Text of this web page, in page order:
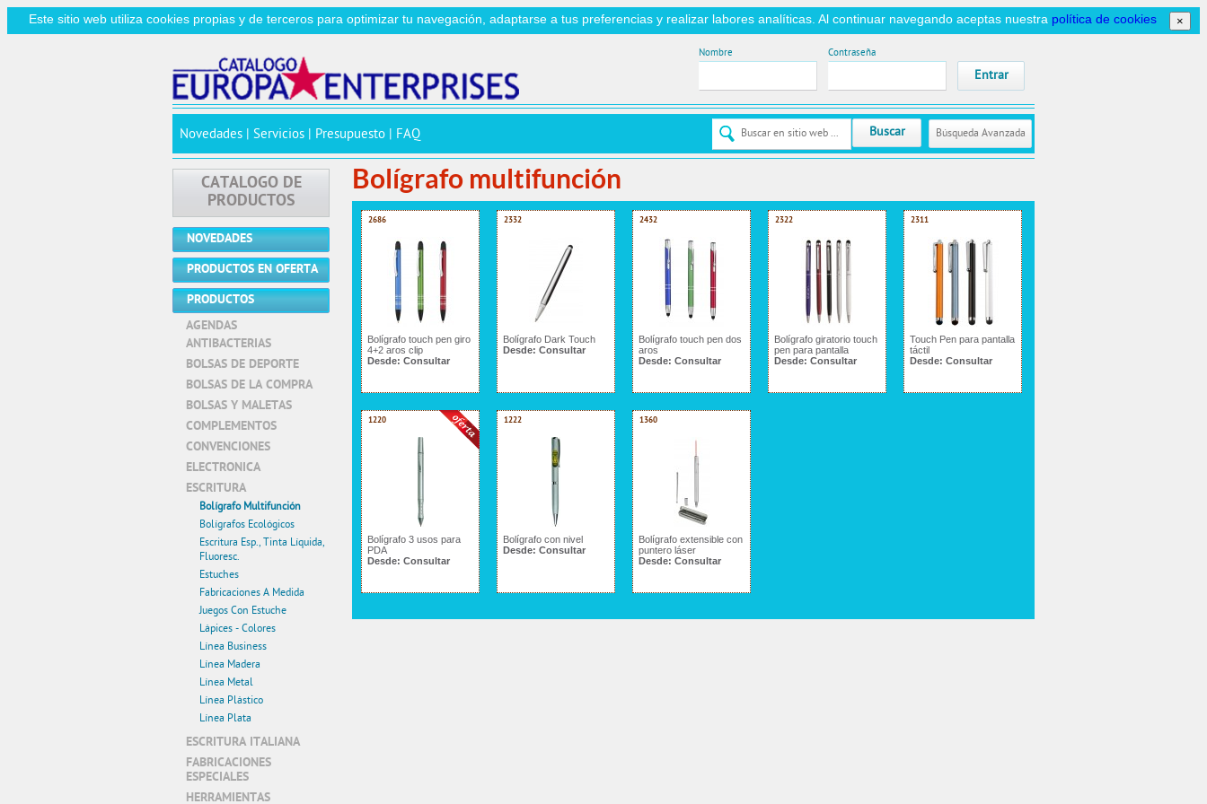
×
Este sitio web utiliza cookies propias y de terceros para optimizar tu navegación, adaptarse a tus preferencias y realizar labores analíticas. Al continuar navegando aceptas nuestra política de cookies
Nombre Contraseña
Novedades Servicios Presupuesto FAQ Buscar Búsqueda Avanzada
Bolígrafo multifunción
2686
Bolígrafo touch pen giro
4+2 aros clip
Desde: Consultar
2332
Bolígrafo Dark Touch
Desde: Consultar
2432
Bolígrafo touch pen dos
aros
Desde: Consultar
2322
Bolígrafo giratorio touch
pen para pantalla
Desde: Consultar
2311
Touch Pen para pantalla
táctil
Desde: Consultar
1220
Bolígrafo 3 usos para
PDA
Desde: Consultar
1222
Bolígrafo con nivel
Desde: Consultar
1360
Bolígrafo extensible con
puntero láser
Desde: Consultar
CATALOGO DE
PRODUCTOS
NOVEDADES
PRODUCTOS EN OFERTA
PRODUCTOS
AGENDAS
ANTIBACTERIAS
BOLSAS DE DEPORTE
BOLSAS DE LA COMPRA
BOLSAS Y MALETAS
COMPLEMENTOS
CONVENCIONES
ELECTRONICA
ESCRITURA
Bolígrafo Multifunción
Bolígrafos Ecológicos
Escritura Esp., Tinta Líquida,
Fluoresc.
Estuches
Fabricaciones A Medida
Juegos Con Estuche
Lápices - Colores
Línea Business
Línea Madera
Línea Metal
Línea Plástico
Línea Plata
ESCRITURA ITALIANA
FABRICACIONES
ESPECIALES
HERRAMIENTAS